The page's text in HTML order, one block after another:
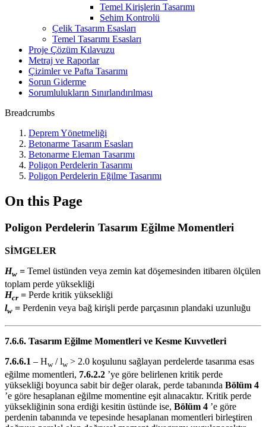
Temel Kirişlerin Tasarımı
Sehim Kontrolü
Çelik Tasarım Esasları
Temel Tasarımı Esasları
Proje Çözüm Kılavuzu
Metraj ve Raporlar
Çizimler ve Pafta Tasarımı
Sorun Giderme
Sorumlulukların Sınırlandırılması
Breadcrumbs
Deprem Yönetmeliği
Betonarme Tasarım Esasları
Betonarme Eleman Tasarımı
Poligon Perdelerin Tasarımı
Poligon Perdelerin Eğilme Tasarımı
On this Page
Poligon Perdelerin Tasarım Eğilme Momentleri
SİMGELER
Hw = Temel üstünden veya zemin kat döşemesinden itibaren ölçülen
toplam perde yüksekliği
Hcr = Perde kritik yüksekliği
lw = Perdenin veya bağ kirişli perde parçasının plandaki uzunluğu
7.6.6. Tasarım Eğilme Momentleri ve Kesme Kuvvetleri
7.6.6.1 – Hw/ lw> 2.0 koşulunu sağlayan perdelerde tasarıma esas
eğilme momentleri, 7.6.2.2 ’ye göre belirlenen kritik perde
yüksekliği boyunca sabit bir değer olarak, perde tabanında Bölüm 4
’e göre hesaplanan eğilme momentine eşit alınacaktır. Kritik perde
yüksekliğinin sona erdiği kesitin üstünde ise, Bölüm 4 ’e göre
perdenin tabanında ve tepesinde hesaplanan momentleri birleştiren